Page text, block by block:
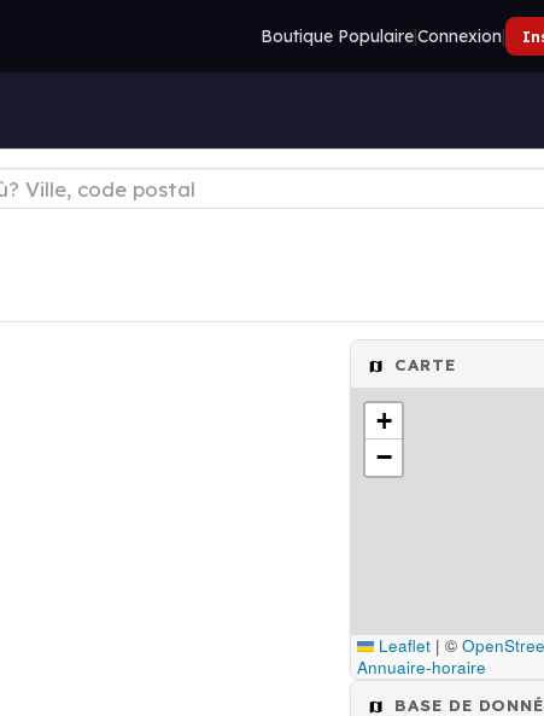
Boutique Populaire|Connexion|
CARTE
+
−
Leaflet | ©
Annuaire-horaire
BASE DE